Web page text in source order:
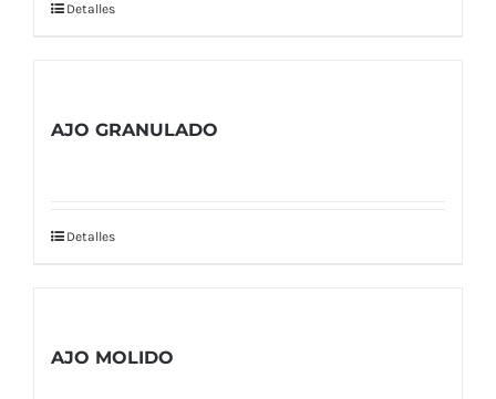
Detalles
AJO GRANULADO
Detalles
AJO MOLIDO